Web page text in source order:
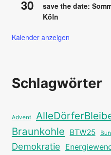
30
save the date:
Köln
Kalender anzeigen
Schlagwörter
Advent
Braunkohle BTW25
Demokratie